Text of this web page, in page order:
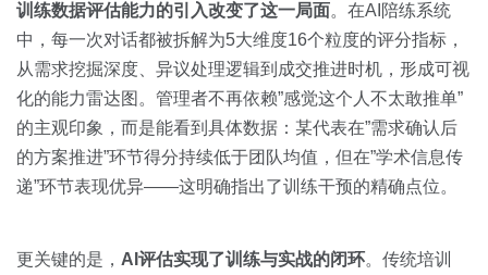
训练数据评估能力的引入改变了这一局面。在AI陪练系统
中，每一次对话都被拆解为5大维度16个粒度的评分指标，
从需求挖掘深度、异议处理逻辑到成交推进时机，形成可视
化的能力雷达图。管理者不再依赖”感觉这个人不太敢推单”
的主观印象，而是能看到具体数据：某代表在”需求确认后
的方案推进”环节得分持续低于团队均值，但在”学术信息传
递”环节表现优异——这明确指出了训练干预的精确点位。
更关键的是， AI评估实现了训练与实战的闭环。传统培训